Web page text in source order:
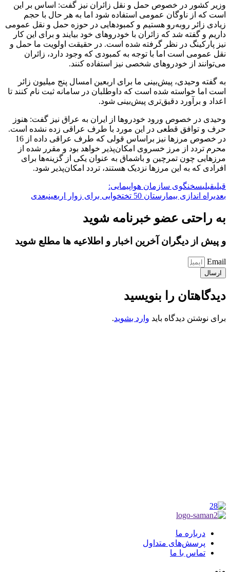
وزیر کشور در خصوص حمل و نقل زائران نیز گفت: اساس بر این
است که از ناوگان عمومی استفاده شود اما به هر حال با حجم
زیادی زائر روبه‌رو هستیم و کمبودهایی در حوزه حمل و نقل عمومی
داریم و گفته شد که زائران با خودروهای خود بیایند و برای این کار
نیز پارکینگ در نظر گرفته شده است. در حقیقت اولویت ما حمل و
نقل عمومی است اما با توجه به کمبودی که وجود دارد، زائران
می‌توانند از خودروهای شخصی نیز استفاده کنند.
به گفته وحیدی، پیش‌بینی ما برای اربعین امسال پنج میلیون زائر
است اما خواسته شده است که داوطلبان در سامانه ثبت نام کنند تا
اعداد و برآورد دقیق‌تری پیش‌بینی شود.
وحیدی در خصوص ورود خودروها از ایران به عراق نیز گفت: هنوز
حرف و توافق قطعی در این مورد با طرف عراقی زده نشده است.
در خصوص مرزها نیز براساس قولی که طرف عراقی داده از 16
محرم تردد از مرز خسروی امکان‌پذیر خواهد بود و مقرر شده از
مرزهایی چون تمرچین و باشماق به عنوان یکی از گزینه‌ها برای
افرادی که به این مرزها نزدیک هستند، تردد امکان‌پذیر شود.
قبلیقبلیسخنگوی سازمان هواپیمایی:
بعدیراه اندازی بیمارستان 50 تختخوابی برای زوار اربعین بعدی
به راحتی عضو خبرنامه شوید
و پیش از دیگران آخرین اخبار و اطلاعیه ها مطلع شوید
Email
ارسال
دیدگاهتان را بنویسید
برای نوشتن دیدگاه باید وارد بشوید.
درباره ما
پرسش‌های متداول
تماس با ما